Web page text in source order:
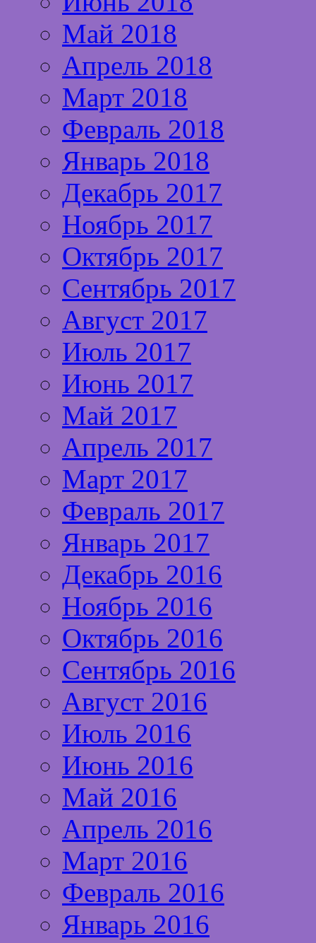
Май 2018
Апрель 2018
Март 2018
Февраль 2018
Январь 2018
Декабрь 2017
Ноябрь 2017
Октябрь 2017
Сентябрь 2017
Август 2017
Июль 2017
Июнь 2017
Май 2017
Апрель 2017
Март 2017
Февраль 2017
Январь 2017
Декабрь 2016
Ноябрь 2016
Октябрь 2016
Сентябрь 2016
Август 2016
Июль 2016
Июнь 2016
Май 2016
Апрель 2016
Март 2016
Февраль 2016
Январь 2016